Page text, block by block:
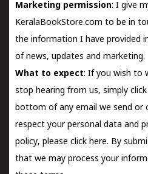
Marketing permission: I give
KeralaBookStore.com to be in
the information I have provided
of news, updates and marketing.
What to expect: If you wish to
stop hearing from us, simply
bottom of any email we send or
respect your personal data and
policy, please click here. By
that we may process your